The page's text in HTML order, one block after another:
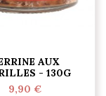
AUX
- 130G
9,90 €